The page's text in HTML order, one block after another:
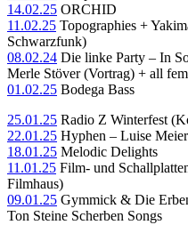
14.02.25 ORCHID
11.02.25 Topographies +
Schwarzfunk)
08.02.24 Die linke Party – In
Merle Stöver (Vortrag) + all
01.02.25 Bodega Bass
25.01.25 Radio Z Winterfest
22.01.25 Hyphen – Luise Meier
18.01.25 Melodic Delights
11.01.25 Film- und
Filmhaus)
09.01.25 Gymmick & Die
Ton Steine Scherben Songs